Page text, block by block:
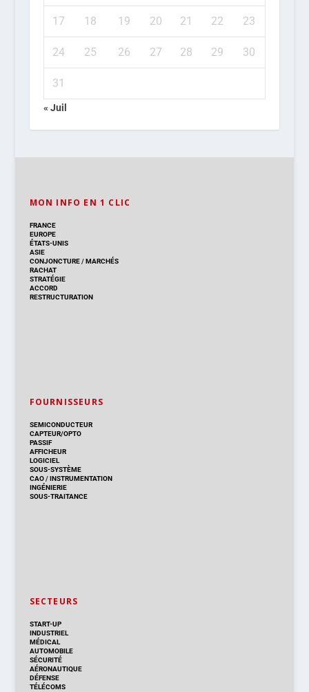
17 18 19 20 21 22 23
24 25 26 27 28 29 30
31
« Juil
MON INFO EN 1 CLIC
FRANCE
EUROPE
ÉTATS-UNIS
ASIE
CONJONCTURE/MARCHÉS
RACHAT
STRATÉGIE
ACCORD
RESTRUCTURATION
FOURNISSEURS
SEMICONDUCTEUR
CAPTEUR/OPTO
PASSIF
AFFICHEUR
LOGICIEL
SOUS-SYSTÈME
CAO/INSTRUMENTATION
INGÉNIERIE
SOUS-TRAITANCE
SECTEURS
START-UP
INDUSTRIEL
MÉDICAL
AUTOMOBILE
SÉCURITÉ
AÉRONAUTIQUE
DÉFENSE
TÉLÉCOMS